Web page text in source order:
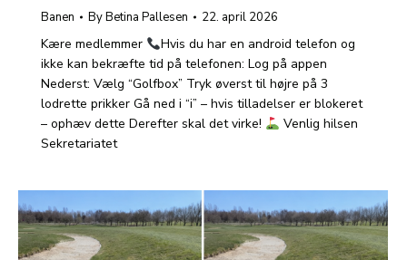
Banen ByBetina Pallesen 22. april 2026
Kære medlemmer
Hvis du har en android telefon og
ikke kan bekræfte tid på telefonen: Log på appen
Nederst: Vælg “Golfbox” Tryk øverst til højre på 3
lodrette prikker Gå ned i “i” – hvis tilladelser er blokeret
– ophæv dette Derefter skal det virke!
Venlig hilsen
Sekretariatet